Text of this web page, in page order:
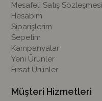
Mesafeli Satış Sözleşmesi
Hesabım
Siparişlerim
Sepetim
Kampanyalar
Yeni Ürünler
Fırsat Ürünler
Müşteri Hizmetleri